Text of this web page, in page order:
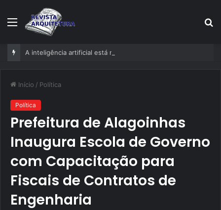
Menu
Início / Política
Política
Prefeitura de Alagoinhas
Inaugura Escola de Governo
com Capacitação para
Fiscais de Contratos de
Engenharia